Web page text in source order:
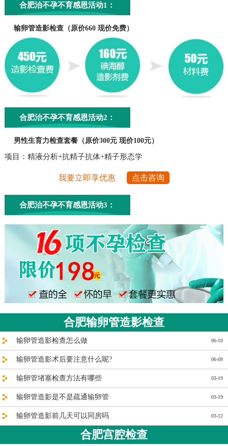
合肥治不孕不育感恩活动1：
输卵管造影检查（原价660 现价免费）
合肥治不孕不育感恩活动2：
男性生育力检查套餐（原价300元 现价100元）
项目：精液分析+抗精子抗体+精子形态学
我要立即享优惠 点击咨询
合肥治不孕不育感恩活动3：
合肥输卵管造影检查
06-10
输卵管造影检查怎么做
06-09
输卵管造影术后要注意什么呢?
03-19
输卵管堵塞检查方法有哪些
03-19
输卵管造影是不是疏通输卵管
03-12
输卵管造影前几天可以同房吗
合肥宫腔检查